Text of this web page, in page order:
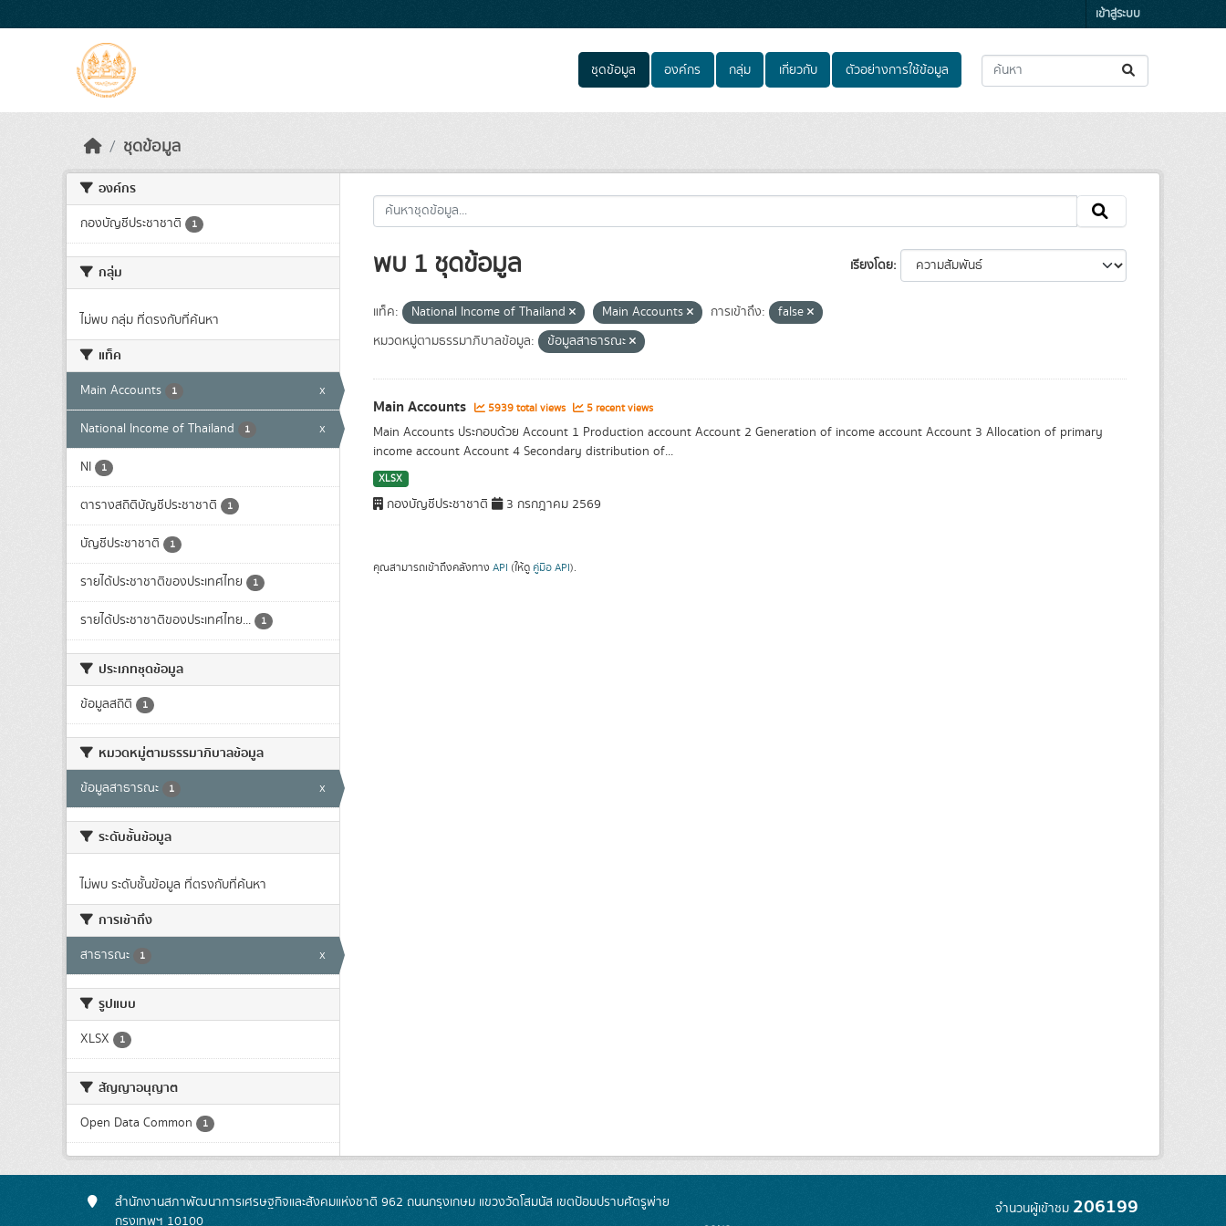
เข้าสู่ระบบ
ชุดข้อมูล องค์กร กลุ่ม เกี่ยวกับ ตัวอย่างการใช้ข้อมูล
ชุดข้อมูล
องค์กร
กองบัญชีประชาชาติ 1
กลุ่ม
ไม่พบ กลุ่ม ที่ตรงกับที่ค้นหา
แท็ค
Main Accounts 1 x
National Income of Thailand 1 x
NI 1
ตารางสถิติบัญชีประชาชาติ 1
บัญชีประชาชาติ 1
รายได้ประชาชาติของประเทศไทย 1
รายได้ประชาชาติของประเทศไทย... 1
ประเภทชุดข้อมูล
ข้อมูลสถิติ 1
หมวดหมู่ตามธรรมาภิบาลข้อมูล
ข้อมูลสาธารณะ 1 x
ระดับชั้นข้อมูล
ไม่พบ ระดับชั้นข้อมูล ที่ตรงกับที่ค้นหา
การเข้าถึง
สาธารณะ 1 x
รูปแบบ
XLSX 1
สัญญาอนุญาต
Open Data Common 1
เรียงโดย
พบ 1 ชุดข้อมูล
แท็ค: National Income of Thailand Main Accounts การเข้าถึง:
false
หมวดหมู่ตามธรรมาภิบาลข้อมูล:
ข้อมูลสาธารณะ
Main Accounts 5939 total views 5 recent views
Main Accounts ประกอบด้วย Account 1 Production account Account 2 Generation of income account Account 3 Allocation of primary
income account Account 4 Secondary distribution of...
XLSX
กองบัญชีประชาชาติ 3 กรกฎาคม 2569
คุณสามารถเข้าถึงคลังทาง API (ให้ดู คู่มือ API).
สำนักงานสภาพัฒนาการเศรษฐกิจและสังคมแห่งชาติ 962 ถนนกรุงเกษม แขวงวัดโสมนัส เขตป้อมปราบศัตรูพ่าย
กรุงเทพฯ 10100
จำนวนผู้เข้าชม 206199